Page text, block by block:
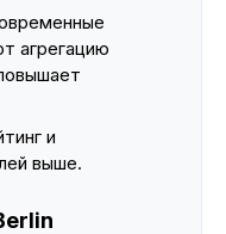
агрегацию
и
выше.